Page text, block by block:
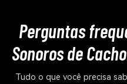
Perguntas
Sonoros de
Tudo o que você precisa